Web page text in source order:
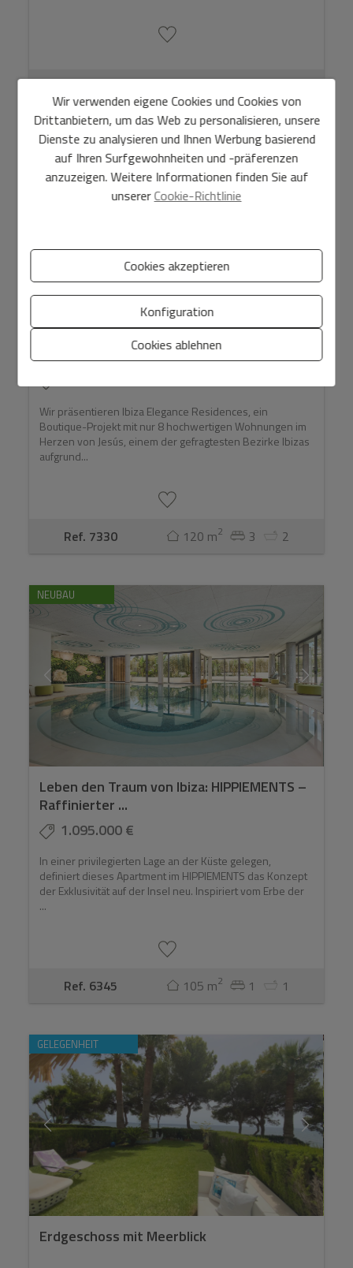
2
NEUBAU
Ibiza Elegance Residences – Exklusive neue
Wohnanlage ...
Wir präsentieren Ibiza Elegance Residences, ein
Boutique-Projekt mit nur 8 hochwertigen Wohnungen im
Herzen von Jesús, einem der gefragtesten Bezirke Ibizas
aufgrund...
Ref. 7330 120 m2 3 2
NEUBAU
Leben den Traum von Ibiza: HIPPIEMENTS –
Raffinierter ...
1.095.000 €
In einer privilegierten Lage an der Küste gelegen,
definiert dieses Apartment im HIPPIEMENTS das Konzept
der Exklusivität auf der Insel neu. Inspiriert vom Erbe der
...
Ref. 6345 105 m2 1 1
GELEGENHEIT
Erdgeschoss mit Meerblick
Wir verwenden eigene Cookies und Cookies von
Drittanbietern, um das Web zu personalisieren, unsere
Dienste zu analysieren und Ihnen Werbung basierend
auf Ihren Surfgewohnheiten und -präferenzen
anzuzeigen. Weitere Informationen finden Sie auf
unsererCookie-Richtlinie
Cookies akzeptieren
Konfiguration
Cookies ablehnen